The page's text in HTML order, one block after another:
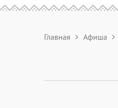
Главная Афиша